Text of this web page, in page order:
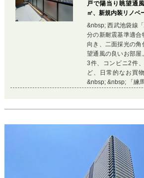
戸で陽当り眺望通
㎡、新規内装リノベ
&nbsp; 西武池袋線
分の新耐震基準適合
向き、二面採光の角
望通風の良いお部屋
3件、コンビニ2件
ど、日常的なお買
&nbsp; &nbsp; 「練